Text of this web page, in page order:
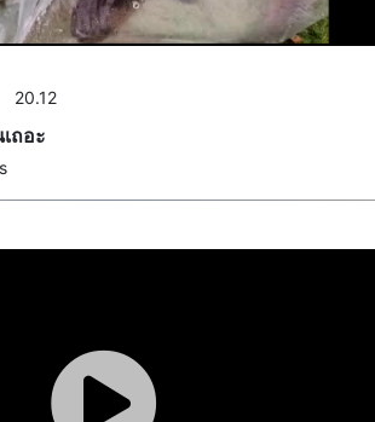
20.12
ถอะ